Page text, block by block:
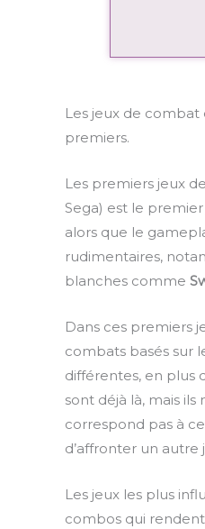
Les jeux de combat
premiers.
Les premiers jeux
Sega) est le
alors que le
rudimentaires,
blanches comme
Dans ces premiers
combats basés sur
différentes, en plus
sont déjà là, mais
correspond pas à
d’affronter un
Les jeux les plus
combos qui